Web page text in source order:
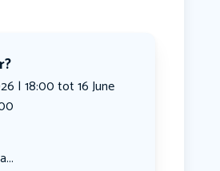
| 18:00 tot 16 June